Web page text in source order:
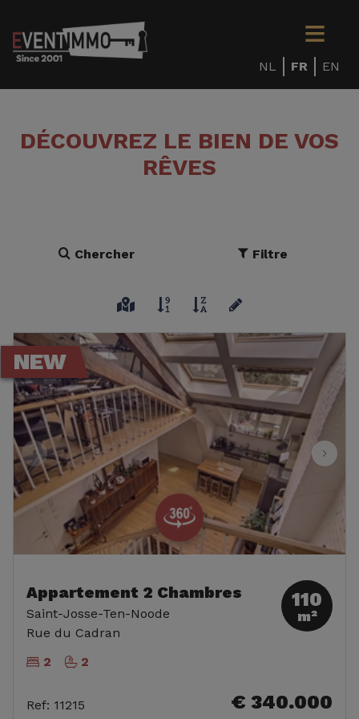
NL FR EN
DÉCOUVREZ LE BIEN DE VOS
RÊVES
Chercher Filtre
NEW
Appartement 2 Chambres
Saint-Josse-Ten-Noode
Rue du Cadran
110
m²
2 2
Ref: 11215 € 340.000